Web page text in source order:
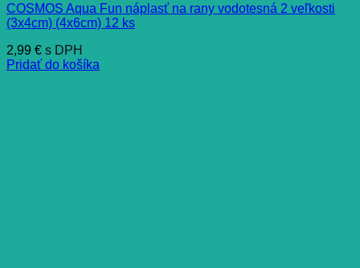
COSMOS Aqua Fun náplasť na rany vodotesná 2 veľkosti
(3x4cm) (4x6cm) 12 ks
2,99 € s DPH
Pridať do košíka